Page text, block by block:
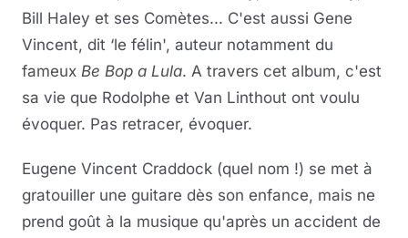
Bill Haley et ses Comètes... C'est aussi Gene
Vincent, dit ‘le félin', auteur notamment du
fameux Be Bop a Lula. A travers cet album, c'est
sa vie que Rodolphe et Van Linthout ont voulu
évoquer. Pas retracer, évoquer.
Eugene Vincent Craddock (quel nom !) se met à
gratouiller une guitare dès son enfance, mais ne
prend goût à la musique qu'après un accident de